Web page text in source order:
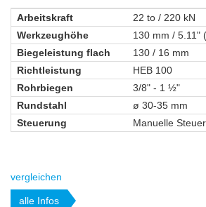
Arbeitskraft
22 to / 220 kN
Werkzeughöhe
130 mm / 5.11"
Biegeleistung flach
130 / 16 mm
Richtleistung
HEB 100
Rohrbiegen
3/8" - 1 ½"
Rundstahl
ø 30-35 mm
Steuerung
Manuelle
vergleichen
alle Infos